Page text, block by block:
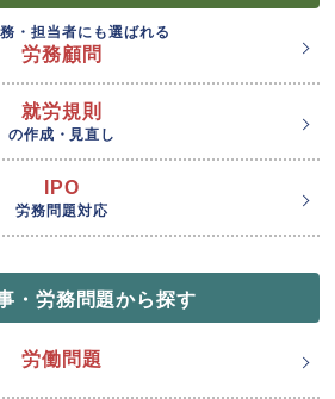
・担当者にも選ばれる
労務顧問
就労規則
の作成・見直し
IPO
労務問題対応
・労務問題から探す
労働問題